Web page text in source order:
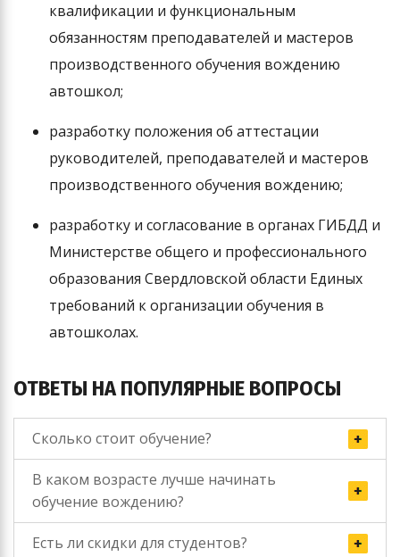
квалификации и функциональным
обязанностям преподавателей и мастеров
производственного обучения вождению
автошкол;
разработку положения об аттестации
руководителей, преподавателей и мастеров
производственного обучения вождению;
разработку и согласование в органах ГИБДД и
Министерстве общего и профессионального
образования Свердловской области Единых
требований к организации обучения в
автошколах.
ОТВЕТЫ НА ПОПУЛЯРНЫЕ ВОПРОСЫ
Сколько стоит обучение?
В каком возрасте лучше начинать
обучение вождению?
Есть ли скидки для студентов?